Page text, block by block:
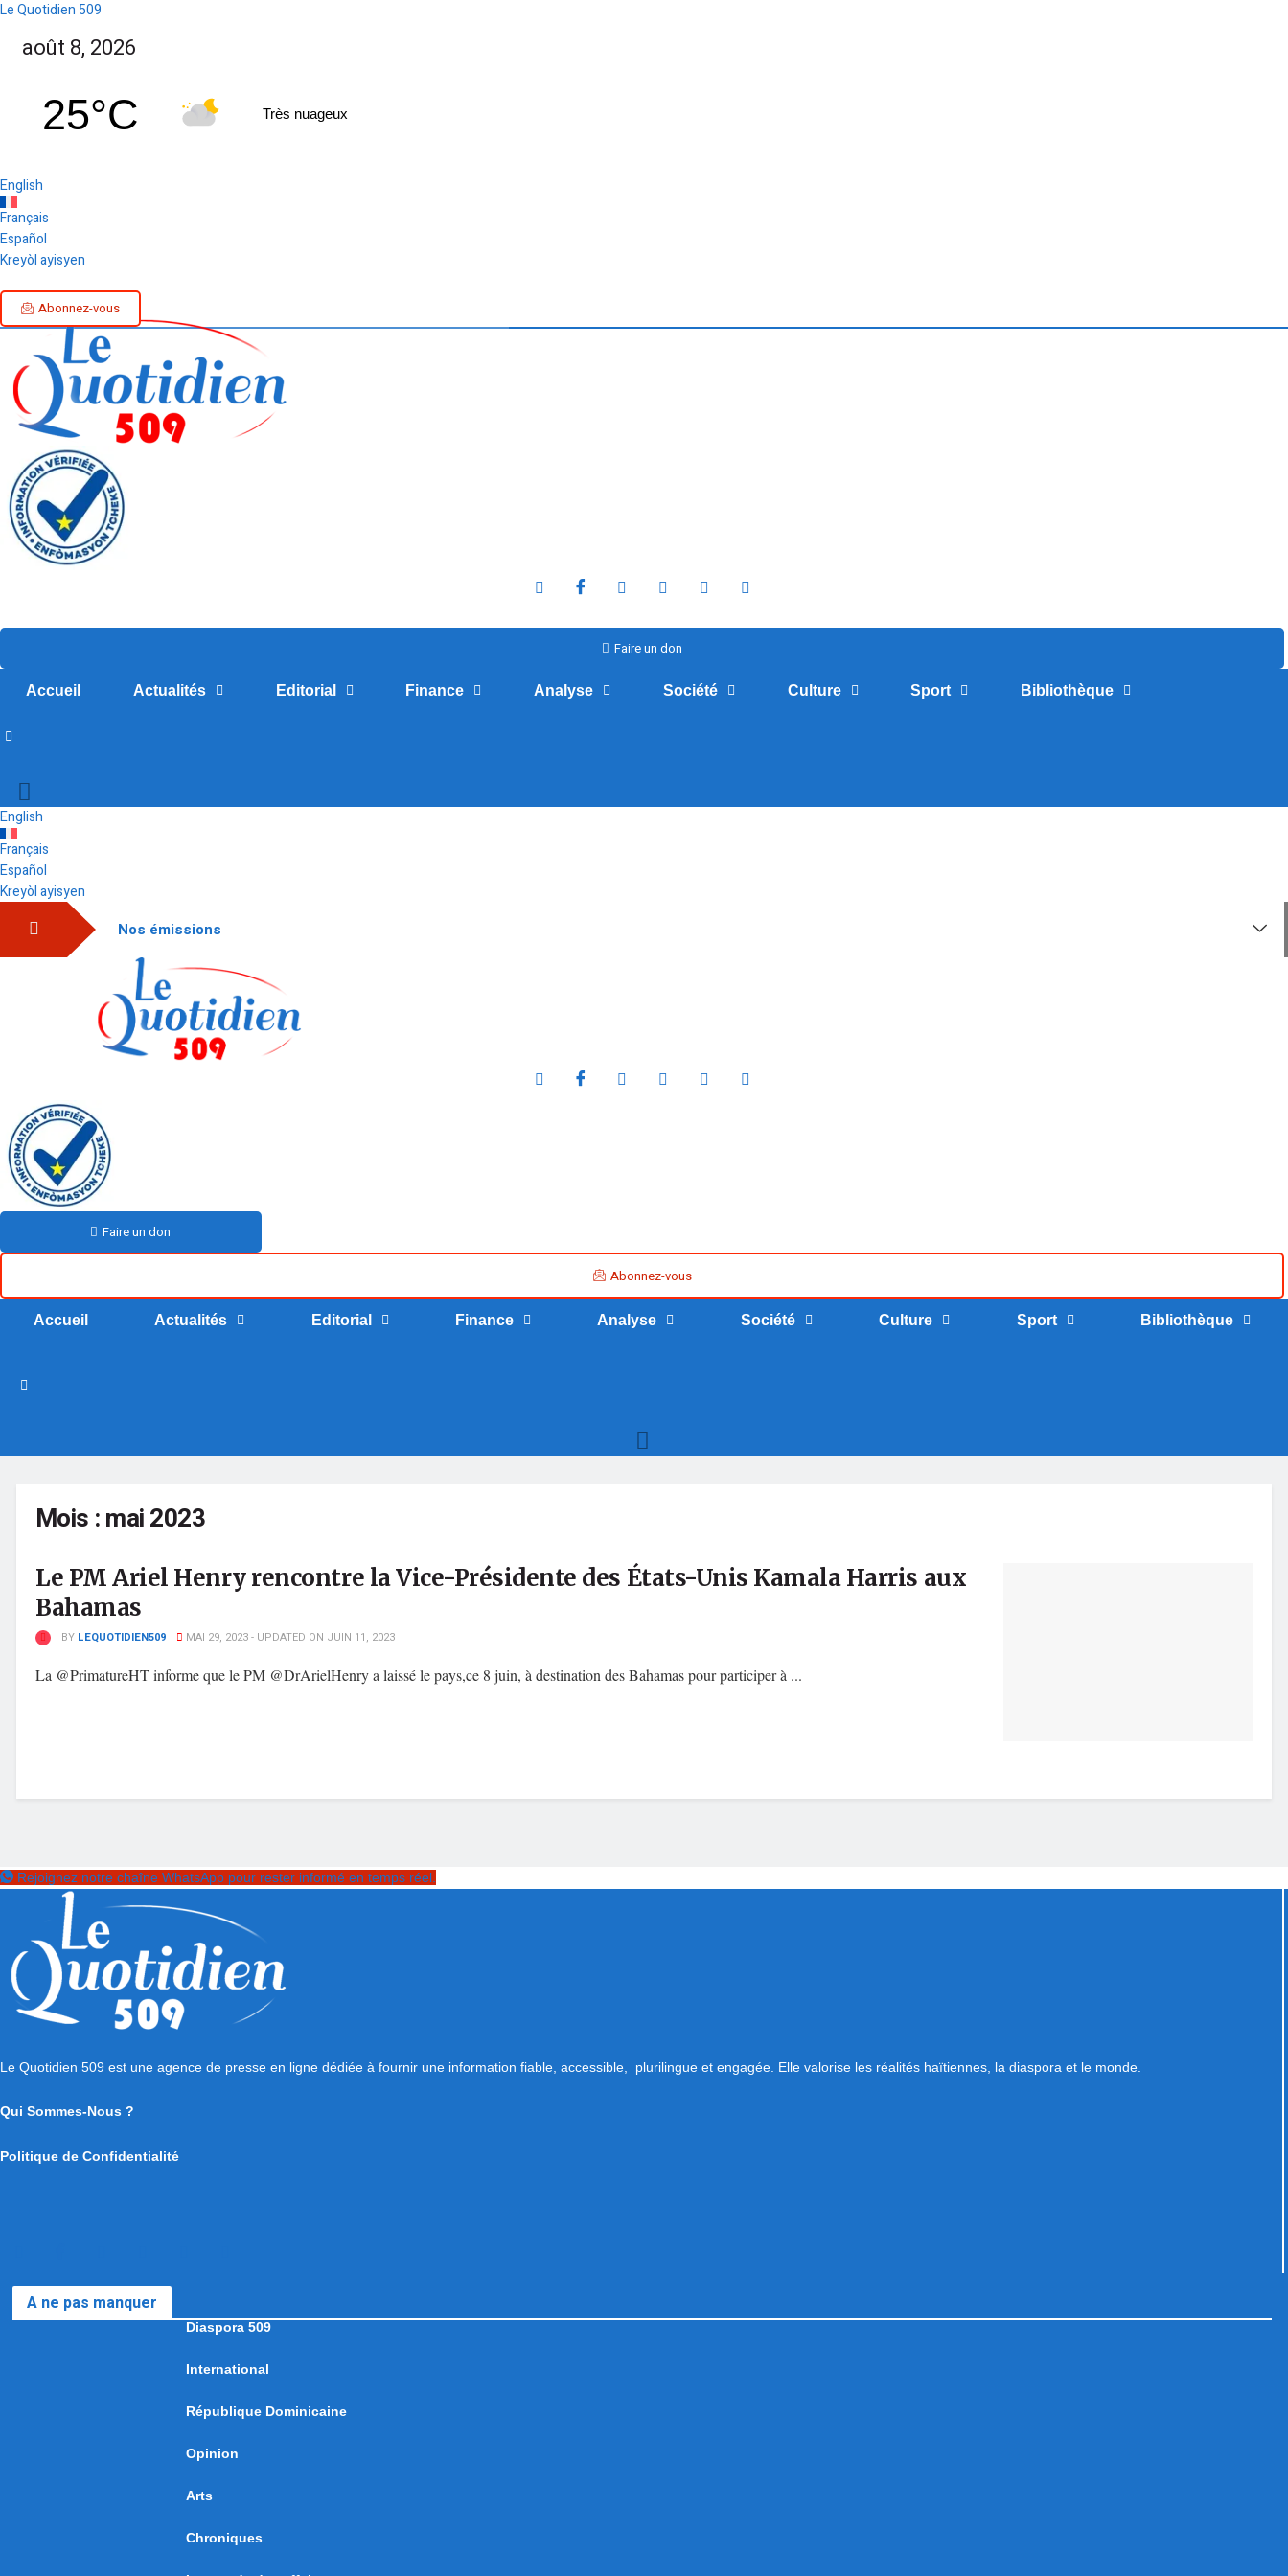
Le Quotidien 509
août 8, 2026
25°C Très nuageux
English
Français
Español
Kreyòl ayisyen
Abonnez-vous
Faire un don
Accueil Actualités Editorial Finance Analyse Société Culture Sport Bibliothèque
English
Français
Español
Kreyòl ayisyen
Nos émissions
Faire un don
Abonnez-vous
Accueil Actualités Editorial Finance Analyse Société Culture Sport Bibliothèque
Mois :mai 2023
Le PM Ariel Henry rencontre la Vice-Présidente des États-Unis Kamala Harris aux
Bahamas
BY LEQUOTIDIEN509 MAI 29, 2023 - UPDATED ON JUIN 11, 2023
La @PrimatureHT informe que le PM @DrArielHenry a laissé le pays,ce 8 juin, à destination des Bahamas pour participer à ...
Rejoignez notre chaîne WhatsApp pour rester informé en temps réel.
Le Quotidien 509 est une agence de presse en ligne dédiée à fournir une information fiable, accessible, plurilingue et engagée. Elle valorise les réalités haïtiennes, la diaspora et le monde.
Qui Sommes-Nous ?
Politique de Confidentialité
A ne pas manquer
Diaspora 509
International
République Dominicaine
Opinion
Arts
Chroniques